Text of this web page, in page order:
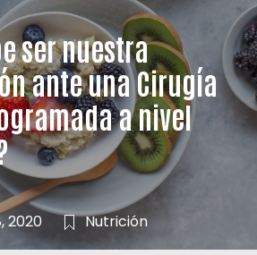
ser nuestra
ante una Cirugía
a nivel
2020 Nutrición